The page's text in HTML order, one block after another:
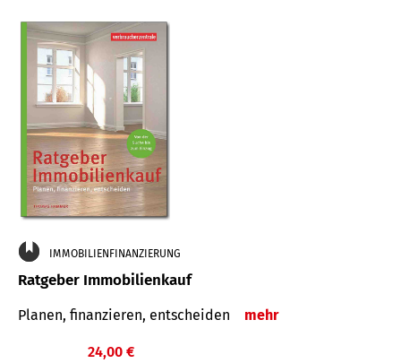
IMMOBILIENFINANZIERUNG
Ratgeber Immobilienkauf
Planen, finanzieren, entscheiden mehr
24,00 €